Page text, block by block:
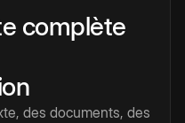
complète
des documents, des